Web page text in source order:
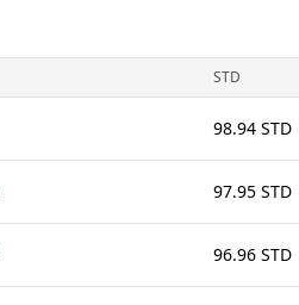
STD
98.94 STD
97.95 STD
96.96 STD